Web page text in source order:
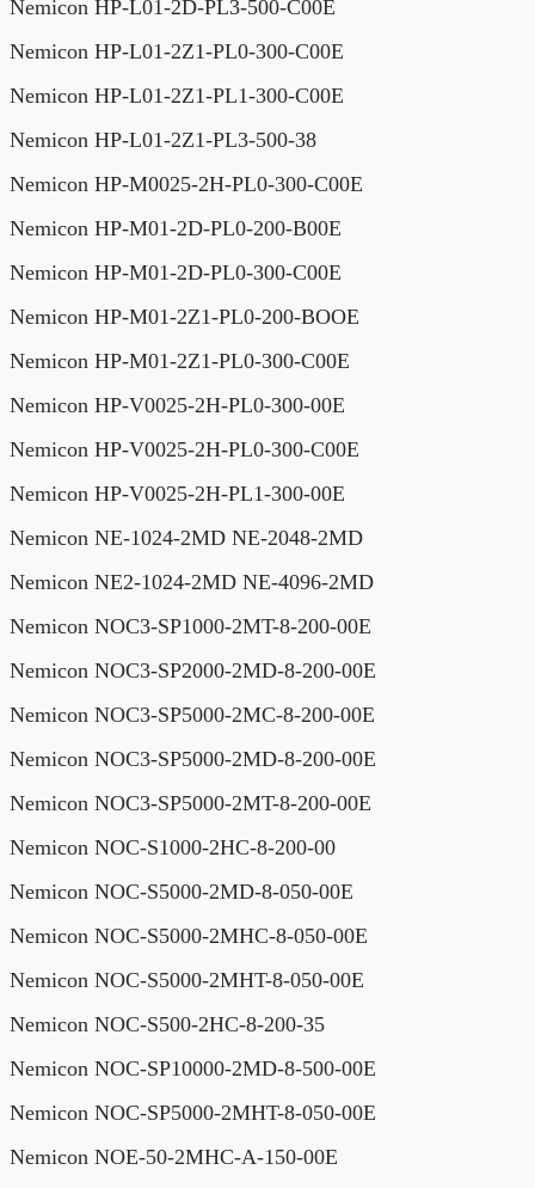
Nemicon HP-L01-2D-PL3-500-C00E
Nemicon HP-L01-2Z1-PL0-300-C00E
Nemicon HP-L01-2Z1-PL1-300-C00E
Nemicon HP-L01-2Z1-PL3-500-38
Nemicon HP-M0025-2H-PL0-300-C00E
Nemicon HP-M01-2D-PL0-200-B00E
Nemicon HP-M01-2D-PL0-300-C00E
Nemicon HP-M01-2Z1-PL0-200-BOOE
Nemicon HP-M01-2Z1-PL0-300-C00E
Nemicon HP-V0025-2H-PL0-300-00E
Nemicon HP-V0025-2H-PL0-300-C00E
Nemicon HP-V0025-2H-PL1-300-00E
Nemicon NE-1024-2MD NE-2048-2MD
Nemicon NE2-1024-2MD NE-4096-2MD
Nemicon NOC3-SP1000-2MT-8-200-00E
Nemicon NOC3-SP2000-2MD-8-200-00E
Nemicon NOC3-SP5000-2MC-8-200-00E
Nemicon NOC3-SP5000-2MD-8-200-00E
Nemicon NOC3-SP5000-2MT-8-200-00E
Nemicon NOC-S1000-2HC-8-200-00
Nemicon NOC-S5000-2MD-8-050-00E
Nemicon NOC-S5000-2MHC-8-050-00E
Nemicon NOC-S5000-2MHT-8-050-00E
Nemicon NOC-S500-2HC-8-200-35
Nemicon NOC-SP10000-2MD-8-500-00E
Nemicon NOC-SP5000-2MHT-8-050-00E
Nemicon NOE-50-2MHC-A-150-00E